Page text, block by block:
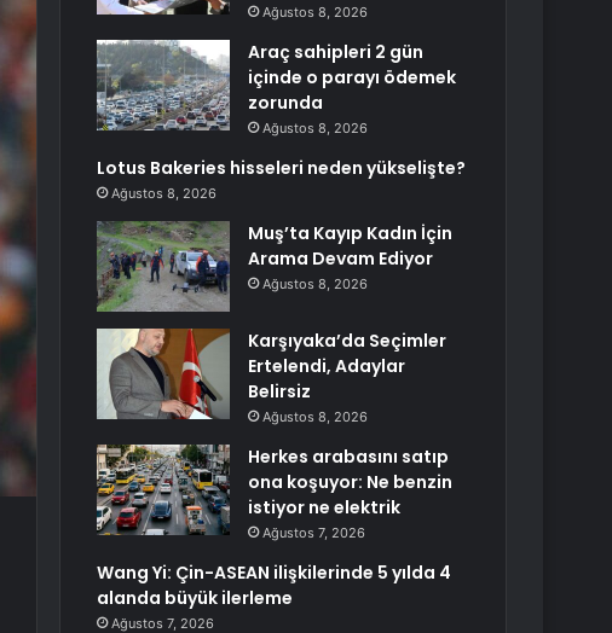
Ağustos 8, 2026
Araç sahipleri 2 gün
içinde o parayı ödemek
zorunda
Ağustos 8, 2026
Lotus Bakeries hisseleri neden yükselişte?
Ağustos 8, 2026
Muş’ta Kayıp Kadın İçin
Arama Devam Ediyor
Ağustos 8, 2026
Karşıyaka’da Seçimler
Ertelendi, Adaylar
Belirsiz
Ağustos 8, 2026
Herkes arabasını satıp
ona koşuyor: Ne benzin
istiyor ne elektrik
Ağustos 7, 2026
Wang Yi: Çin-ASEAN ilişkilerinde 5 yılda 4
alanda büyük ilerleme
Ağustos 7, 2026